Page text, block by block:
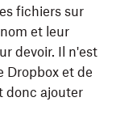
fichiers sur
et leur
devoir. Il n'est
Dropbox et de
donc ajouter